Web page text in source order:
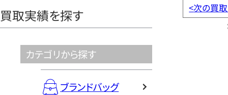
買取実績を探す
カテゴリから探す
ブランドバッグ
<次の買